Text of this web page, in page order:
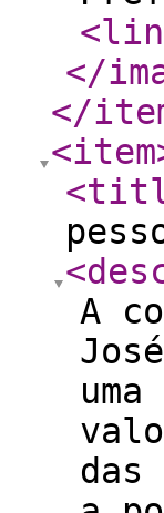
</
</
<item
A